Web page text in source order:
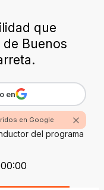
que
Buenos
en
en Google
del programa